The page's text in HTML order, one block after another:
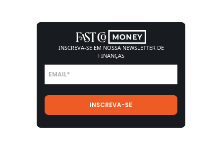
INSCREVA-SE EM NOSSA NEWSLETTER DE
FINANÇAS